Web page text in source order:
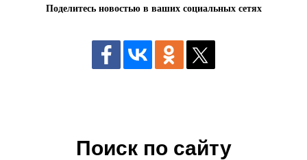
Поделитесь новостью в ваших социальных сетях
Поиск по сайту